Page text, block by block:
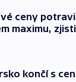
ceny
maximu,
končí s